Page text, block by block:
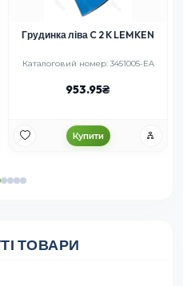
Грудинка ліва C 2 K LEMKEN
Каталоговий номер: 3451005-EA
953.95
Купити
ТОВАРИ